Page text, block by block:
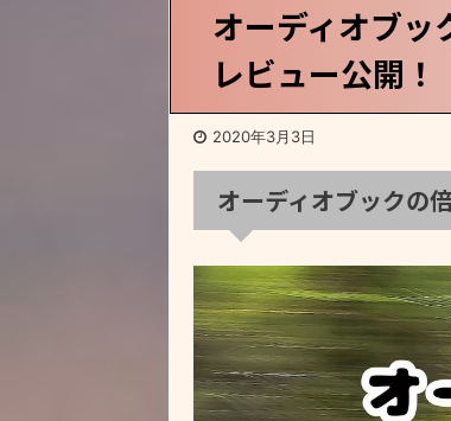
オーディオブッ
レビュー公開！
2020年3月3日
オーディオブックの